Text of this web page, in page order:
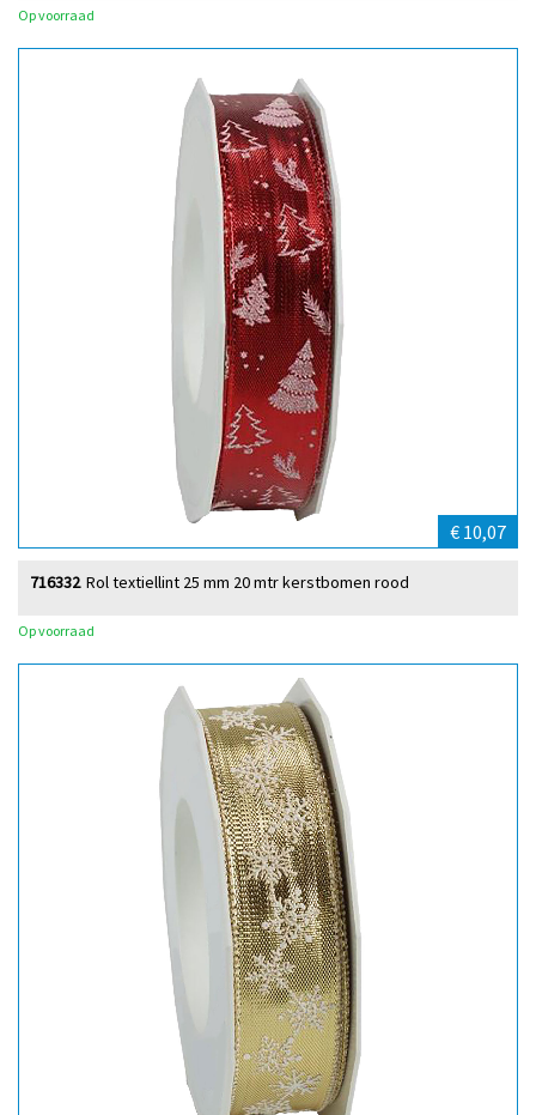
Op voorraad
€ 10,07
Rol textiellint 25 mm 20 mtr kerstbomen rood
716332
Op voorraad